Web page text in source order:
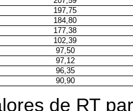
197,75
184,80
177,38
102,39
97,50
97,12
96,35
90,90
de RT